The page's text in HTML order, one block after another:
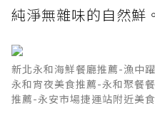
純淨無雜味的自然鮮。
新北永和海鮮餐廳推薦-漁中
永和宵夜美食推薦-永和聚餐
推薦-永安市場捷運站附近美